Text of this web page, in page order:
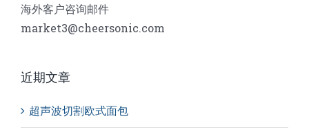
海外客户咨询邮件
market3@cheersonic.com
近期文章
超声波切割欧式面包